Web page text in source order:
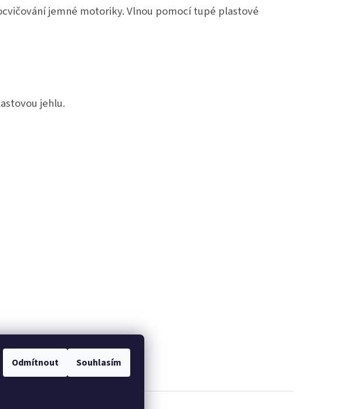
Odmítnout Souhlasím
jemné motoriky. Vlnou pomocí tupé plastové
jehlu.